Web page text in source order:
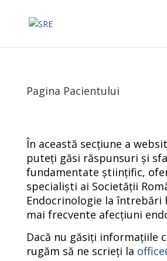
Pagina Pacientului
În această secțiune a
puteți găsi răspunsuri și
fundamentate științific,
specialiști ai Societății
Endocrinologie la întrebări
mai frecvente afecțiuni
Dacă nu găsiți informațiile
rugăm să ne scrieți la